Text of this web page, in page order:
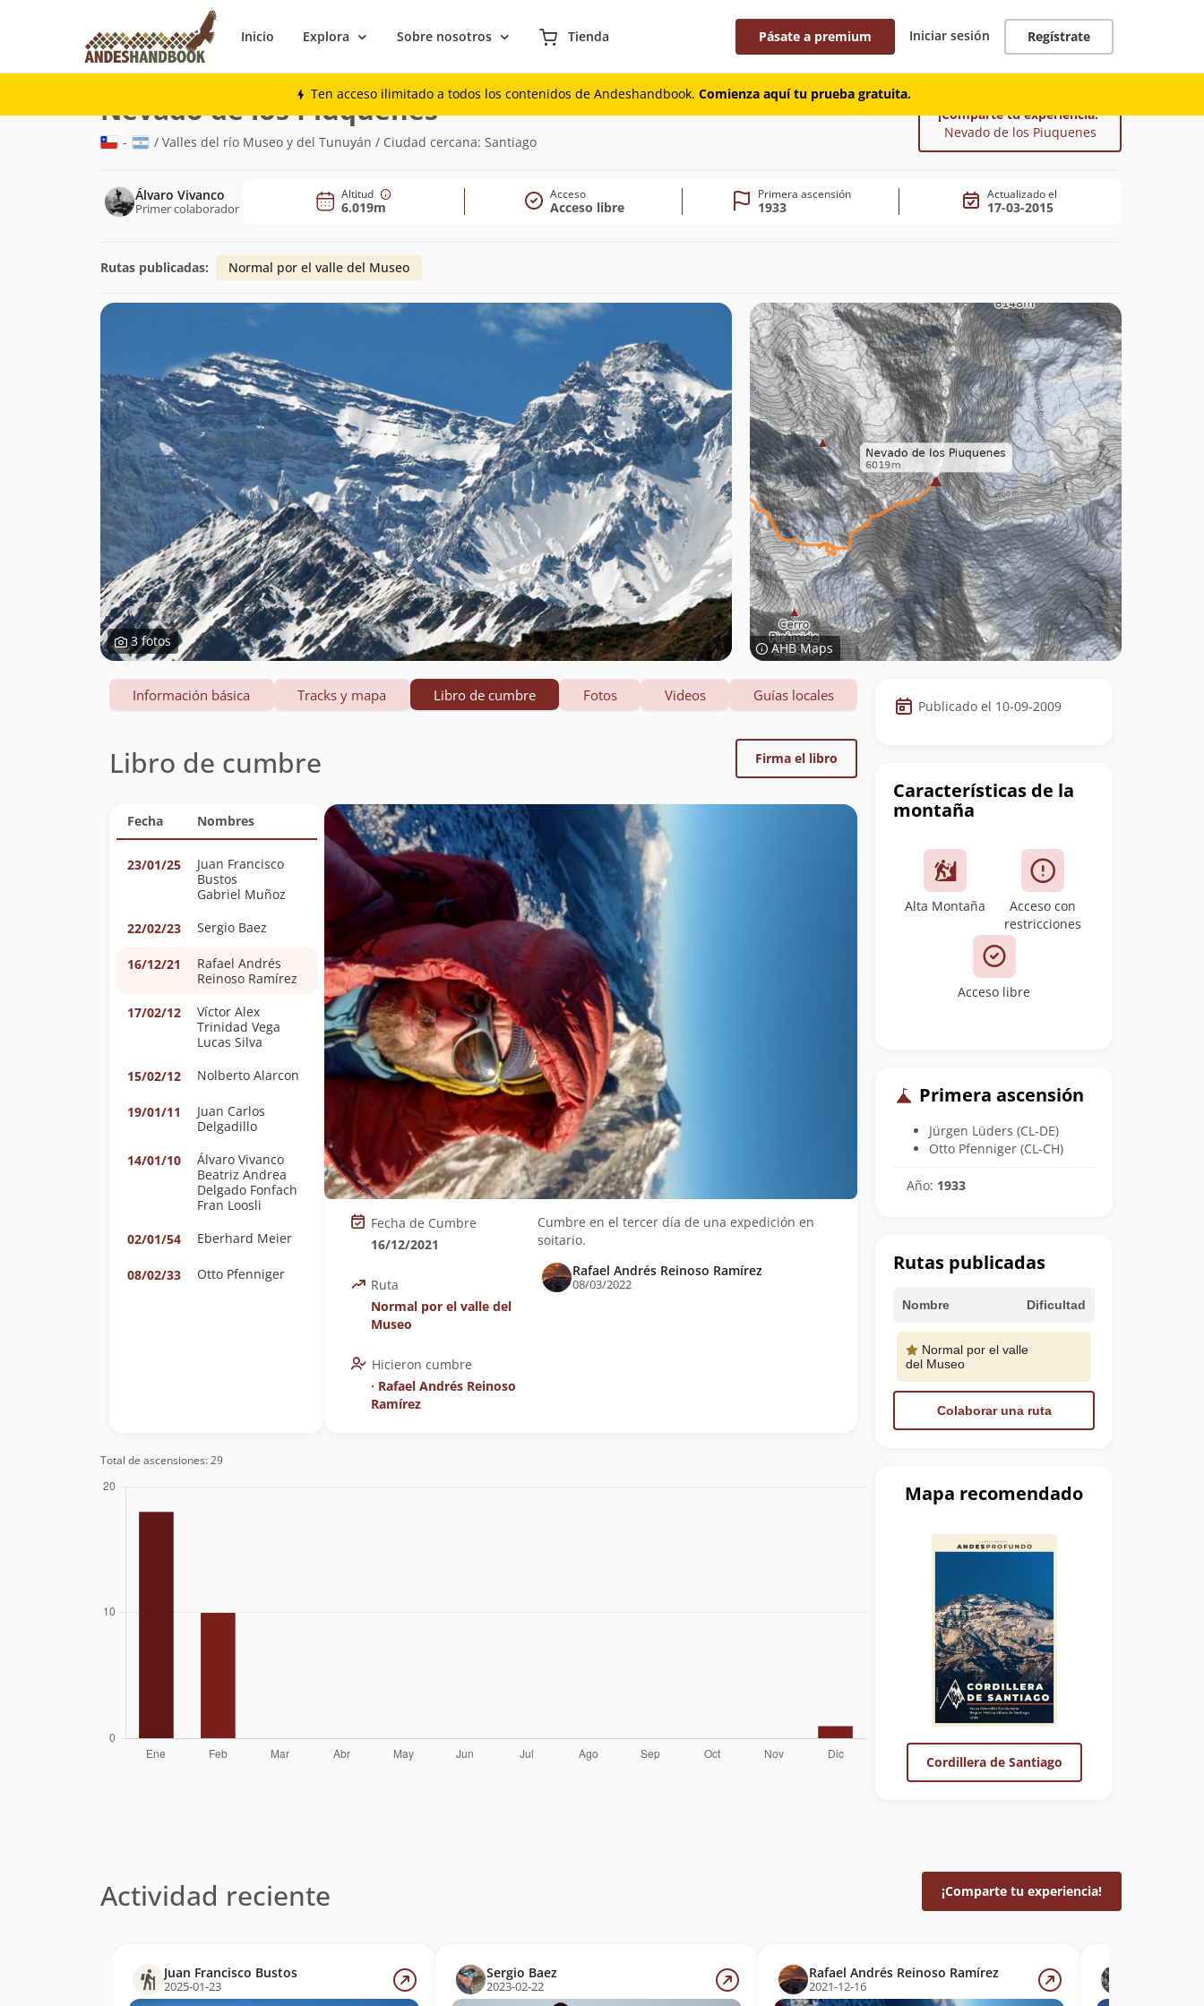
Inicio Explora Sobre nosotros Tienda Pásate a premium Iniciar sesión Regístrate
Ten acceso ilimitado a todos los contenidos de Andeshandbook. Comienza aquí tu prueba gratuita.
Montaña
Nevado de los Piuquenes(6.019m)
- / Valles del río Museo y del Tunuyán / Ciudad cercana: Santiago
¡Comparte tu experiencia!
Nevado de los Piuquenes
Álvaro Vivanco
Primer colaborador
Altitud
6.019m
Acceso
Acceso libre
Primera ascensión
1933
Actualizado el
17-03-2015
Rutas publicadas: Normal por el valle del Museo
3 fotos AHB Maps
Datos
de
cumbre
Publicado el 10-09-2009
Características de la
montaña
Alta Montaña
Acceso con
restricciones
Acceso libre
Primera ascensión
Jürgen Lüders (CL-DE)
Otto Pfenniger (CL-CH)
Año: 1933
Rutas publicadas
Nombre Dificultad
Normal por el valle
del Museo
Colaborar una ruta
Mapa recomendado
Cordillera de Santiago
Información básica Tracks y mapa Libro de cumbre Fotos Videos Guías locales
Libro de cumbre Firma el libro
Fecha Nombres
23/01/25
Juan Francisco
Bustos
Gabriel Muñoz
22/02/23
Sergio Baez
16/12/21
Rafael Andrés
Reinoso Ramírez
17/02/12
Víctor Alex
Trinidad Vega
Lucas Silva
15/02/12
Nolberto Alarcon
19/01/11
Juan Carlos
Delgadillo
14/01/10
Álvaro Vivanco
Beatriz Andrea
Delgado Fonfach
Fran Loosli
02/01/54
Eberhard Meier
08/02/33 Otto Pfenniger
Fecha de Cumbre
16/12/2021
Ruta
Normal por el valle del
Museo
Hicieron cumbre
∙ Rafael Andrés Reinoso
Ramírez
Cumbre en el tercer día de una expedición en
soitario.
Rafael Andrés Reinoso Ramírez
08/03/2022
Total de ascensiones: 29
Actividad reciente ¡Comparte tu experiencia!
Juan Francisco Bustos
2025-01-23
Sergio Baez
2023-02-22
Rafael Andrés Reinoso Ramírez
2021-12-16